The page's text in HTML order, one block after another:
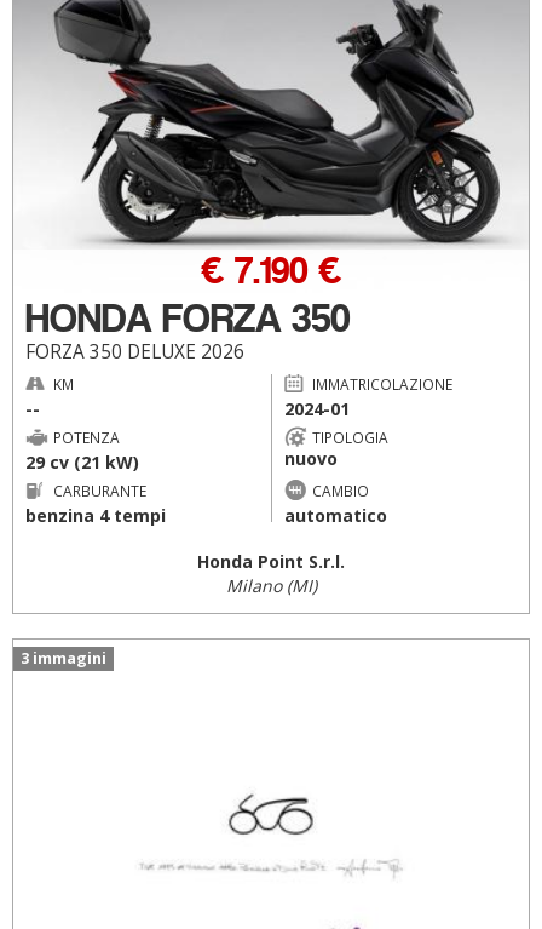
HONDA FORZA 350
FORZA 350 DELUXE 2026
€ 7.190 €
KM
--
IMMATRICOLAZIONE
2024-01
POTENZA
29 cv (21 kW)
TIPOLOGIA
nuovo
CARBURANTE
benzina 4 tempi
CAMBIO
automatico
Honda Point S.r.l.
Milano (MI)
3 immagini